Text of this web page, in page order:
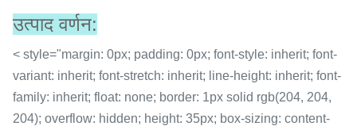
उत्पाद वर्णन:
< style="margin: 0px; padding: 0px; font-style: inherit; font-
variant: inherit; font-stretch: inherit; line-height: inherit; font-
family: inherit; float: none; border: 1px solid rgb(204, 204,
204); overflow: hidden; height: 35px; box-sizing: content-